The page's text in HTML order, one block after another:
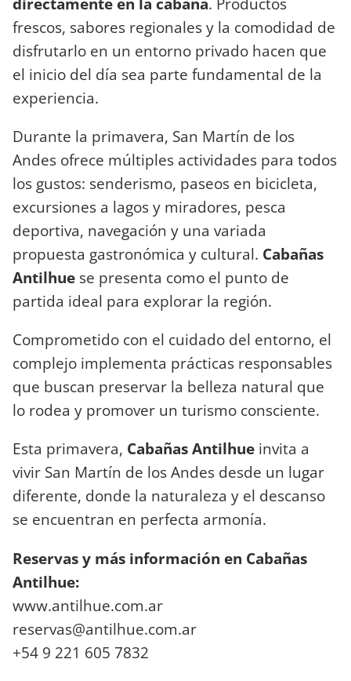
frescos, sabores regionales y la comodidad de
disfrutarlo en un entorno privado hacen que
el inicio del día sea parte fundamental de la
experiencia.
Durante la primavera, San Martín de los
Andes ofrece múltiples actividades para todos
los gustos: senderismo, paseos en bicicleta,
excursiones a lagos y miradores, pesca
deportiva, navegación y una variada
propuesta gastronómica y cultural. Cabañas
Antilhue se presenta como el punto de
partida ideal para explorar la región.
Comprometido con el cuidado del entorno, el
complejo implementa prácticas responsables
que buscan preservar la belleza natural que
lo rodea y promover un turismo consciente.
Esta primavera, Cabañas Antilhue invita a
vivir San Martín de los Andes desde un lugar
diferente, donde la naturaleza y el descanso
se encuentran en perfecta armonía.
Reservas y más información en Cabañas
Antilhue:
www.antilhue.com.ar
reservas@antilhue.com.ar
+54 9 221 605 7832